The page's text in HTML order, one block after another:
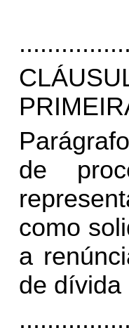
de
como
a
de dívida